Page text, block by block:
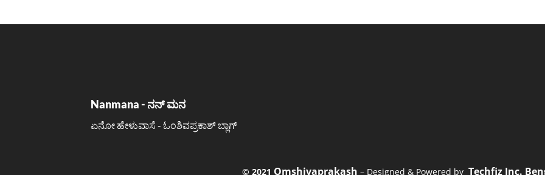
Nanmana - ನನ್ ಮನ
ಏನೋ ಹೇಳುವಾಸೆ - ಓಂಶಿವಪ್ರಕಾಶ್ ಬ್ಲಾಗ್
©️ 2021 Omshivaprakash – Designed & Powered by Techfiz Inc.